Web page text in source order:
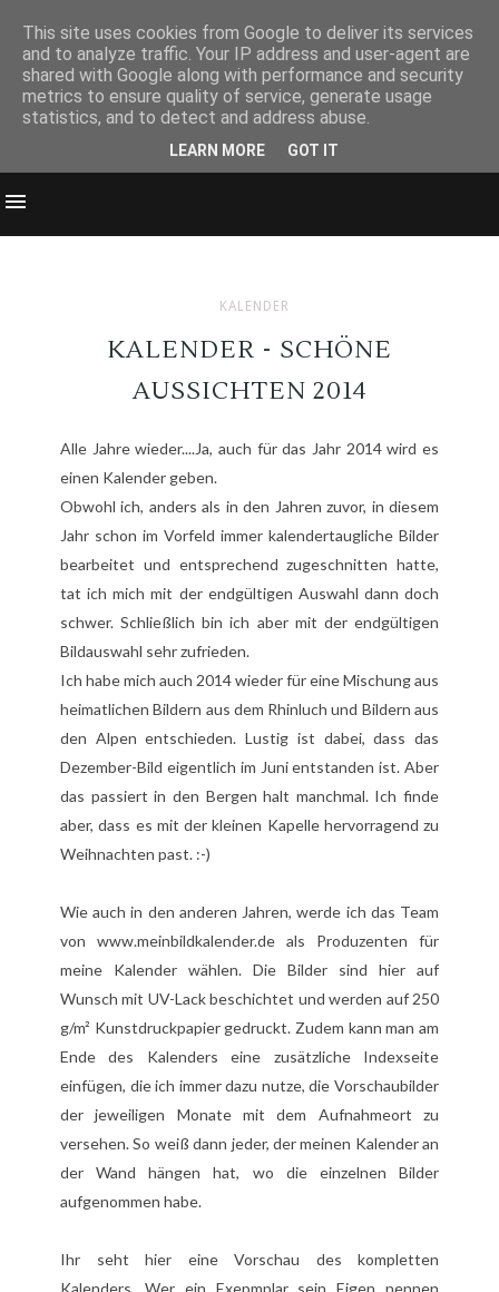
KALENDER
KALENDER - SCHÖNE
AUSSICHTEN 2014
Alle Jahre wieder....Ja, auch für das Jahr 2014 wird es
einen Kalender geben.
Obwohl ich, anders als in den Jahren zuvor, in diesem
Jahr schon im Vorfeld immer kalendertaugliche Bilder
bearbeitet und entsprechend zugeschnitten hatte,
tat ich mich mit der endgültigen Auswahl dann doch
schwer. Schließlich bin ich aber mit der endgültigen
Bildauswahl sehr zufrieden.
Ich habe mich auch 2014 wieder für eine Mischung aus
heimatlichen Bildern aus dem Rhinluch und Bildern aus
den Alpen entschieden. Lustig ist dabei, dass das
Dezember-Bild eigentlich im Juni entstanden ist. Aber
das passiert in den Bergen halt manchmal. Ich finde
aber, dass es mit der kleinen Kapelle hervorragend zu
Weihnachten past. :-)
Wie auch in den anderen Jahren, werde ich das Team
von www.meinbildkalender.de als Produzenten für
meine Kalender wählen. Die Bilder sind hier auf
Wunsch mit UV-Lack beschichtet und werden auf 250
g/m² Kunstdruckpapier gedruckt. Zudem kann man am
Ende des Kalenders eine zusätzliche Indexseite
einfügen, die ich immer dazu nutze, die Vorschaubilder
der jeweiligen Monate mit dem Aufnahmeort zu
versehen. So weiß dann jeder, der meinen Kalender an
der Wand hängen hat, wo die einzelnen Bilder
aufgenommen habe.
Ihr seht hier eine Vorschau des kompletten
Kalenders. Wer ein Exepmplar sein Eigen nennen
This site uses cookies from Google to deliver its services
and to analyze traffic. Your IP address and user-agent are
shared with Google along with performance and security
metrics to ensure quality of service, generate usage
statistics, and to detect and address abuse.
LEARN MORE GOT IT